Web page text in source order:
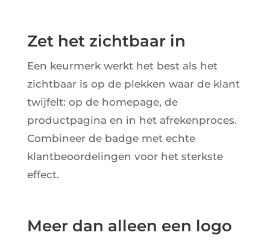
Zet het zichtbaar in
Een keurmerk werkt het best als het
zichtbaar is op de plekken waar de klant
twijfelt: op de homepage, de
productpagina en in het afrekenproces.
Combineer de badge met echte
klantbeoordelingen voor het sterkste
effect.
Meer dan alleen een logo